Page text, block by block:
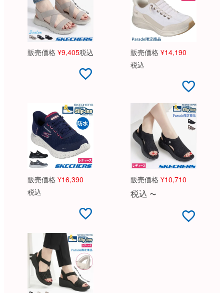
販売価格 ¥9,405税込 販売価格 ¥14,190
税込
販売価格 ¥16,390
税込
販売価格 ¥10,710
税込 〜